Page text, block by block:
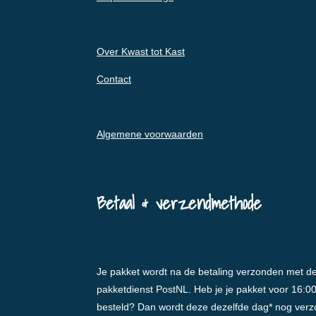
Over Kwast tot Kast
Contact
Algemene voorwaarden
Betaal & verzendmethode
Je pakket wordt na de betaling verzonden met
pakketdienst PostNL. Heb je je pakket voor 16:00
besteld? Dan wordt deze dezelfde dag* nog